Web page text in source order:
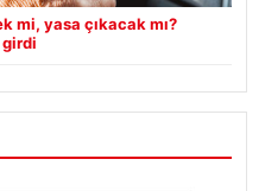
mi, yasa çıkacak mı?